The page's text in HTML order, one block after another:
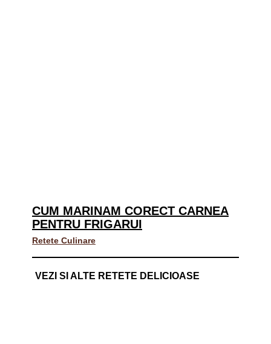
CUM MARINAM CORECT CARNEA
PENTRU FRIGARUI
Retete Culinare
VEZI SI ALTE RETETE DELICIOASE